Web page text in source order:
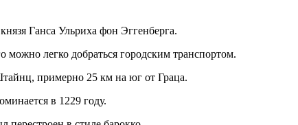
Ганса Ульриха фон Эггенберга.
можно легко добраться городским транспортом.
примерно 25 км на юг от Граца.
в 1229 году.